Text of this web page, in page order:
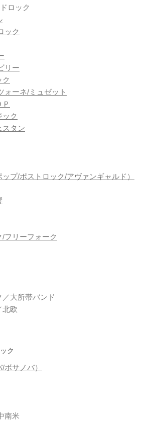
ロック
ック
リー
ォーネ/ミュゼット
ク
スタン
プ/ポストロック/アヴァンギャルド）
フリーフォーク
大所帯バンド
北欧
ク
サノバ）
南米